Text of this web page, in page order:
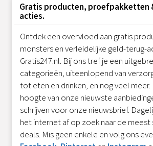
Gratis producten, proefpakketten
acties.
Ontdek een overvloed aan gratis
monsters en verleidelijke geld-terug-
Gratis247.nl. Bij ons tref je een
categorieën, uiteenlopend van
tot eten en drinken, en nog veel
hoogte van onze nieuwste
schrijven voor onze nieuwsbrief.
het internet af op zoek naar de
deals. Mis geen enkele en volg ons